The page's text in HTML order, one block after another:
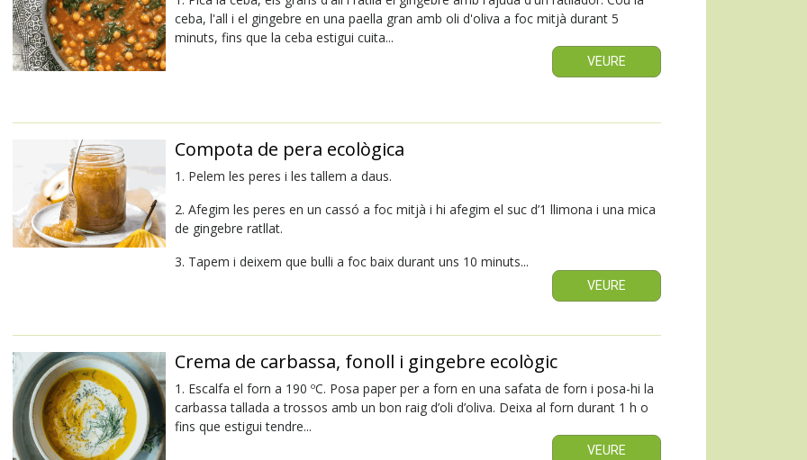
ceba, l'all i el gingebre en una paella gran amb oli d'oliva a foc mitjà durant 5
minuts, fins que la ceba estigui cuita...
VEURE
Compota de pera ecològica
1. Pelem les peres i les tallem a daus.
2. Afegim les peres en un cassó a foc mitjà i hi afegim el suc d’1 llimona i una mica
de gingebre ratllat.
3. Tapem i deixem que bulli a foc baix durant uns 10 minuts...
VEURE
Crema de carbassa, fonoll i gingebre ecològic
1. Escalfa el forn a 190 ºC. Posa paper per a forn en una safata de forn i posa-hi la
carbassa tallada a trossos amb un bon raig d’oli d’oliva. Deixa al forn durant 1 h o
fins que estigui tendre...
VEURE